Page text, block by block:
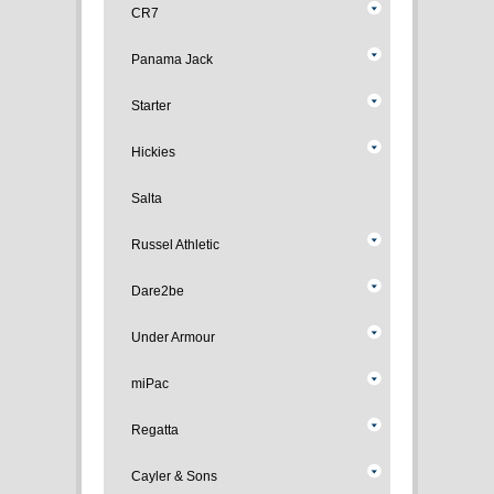
CR7
Panama Jack
Starter
Hickies
Salta
Russel Athletic
Dare2be
Under Armour
miPac
Regatta
Cayler & Sons